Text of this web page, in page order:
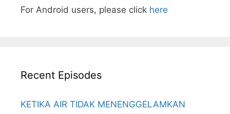
For Android users, please click here
Recent Episodes
KETIKA AIR TIDAK MENENGGELAMKAN